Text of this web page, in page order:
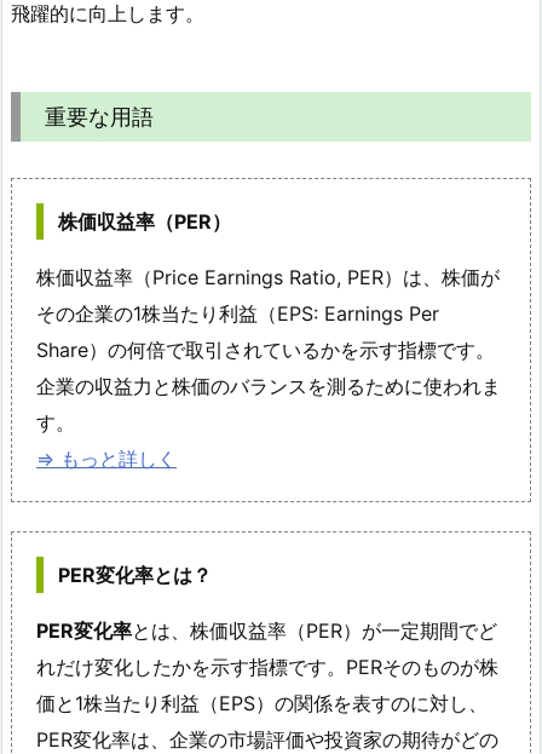
飛躍的に向上します。
重要な用語
株価収益率（PER）
株価収益率（Price Earnings Ratio, PER）は、株価が
その企業の1株当たり利益（EPS: Earnings Per
Share）の何倍で取引されているかを示す指標です。
企業の収益力と株価のバランスを測るために使われま
す。
⇒ もっと詳しく
PER変化率とは？
PER変化率とは、株価収益率（PER）が一定期間でど
れだけ変化したかを示す指標です。PERそのものが株
価と1株当たり利益（EPS）の関係を表すのに対し、
PER変化率は、企業の市場評価や投資家の期待がどの